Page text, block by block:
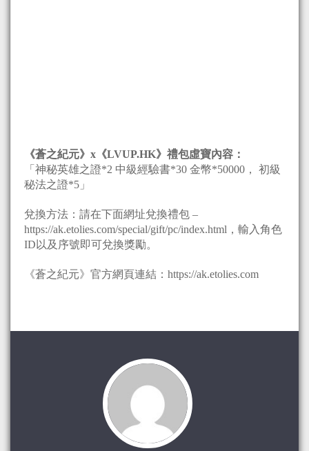
《蒼之紀元》x《LVUP.HK》禮包虛寶內容：
「神秘英雄之證*2 中級經驗書*30 金幣*50000， 初級
秘法之證*5」
兌換方法：請在下面網址兌換禮包 –
https://ak.etolies.com/special/gift/pc/index.html，輸入角色
ID以及序號即可兌換獎勵。
《蒼之紀元》官方網頁連結：https://ak.etolies.com